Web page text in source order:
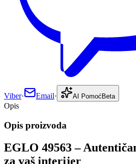
Viber· Email· AI Pomoć Beta
Opis
Opis proizvoda
EGLO 49563 –
za vaš interijer